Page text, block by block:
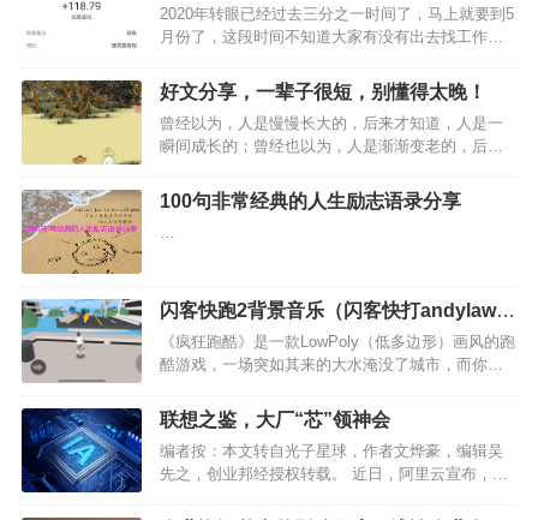
务就可以创业
2020年转眼已经过去三分之一时间了，马上就要到5
月份了，这段时间不知道大家有没有出去找工作，
为现在呆在家里创业是最好的选择，毕竟疫情刚过
去不久，而且现在国外还很严重，我们只有呆在家
里是最安全的。…
好文分享，一辈子很短，别懂得太晚！
曾经以为，人是慢慢长大的，后来才知道，人是一
瞬间成长的；曾经也以为，人是渐渐变老的，后来
100句非常经典的人生励志语录分享
…
闪客快跑2背景音乐（闪客快打andylaw的
微博）
《疯狂跑酷》是一款LowPoly（低多边形）画风的跑
酷游戏，一场突如其来的大水淹没了城市，而你在
城市中逃出生天。…
联想之鉴，大厂“芯”领神会
编者按：本文转自光子星球，作者文烨豪，编辑吴
先之，创业邦经授权转载。 近日，阿里云宣布，达